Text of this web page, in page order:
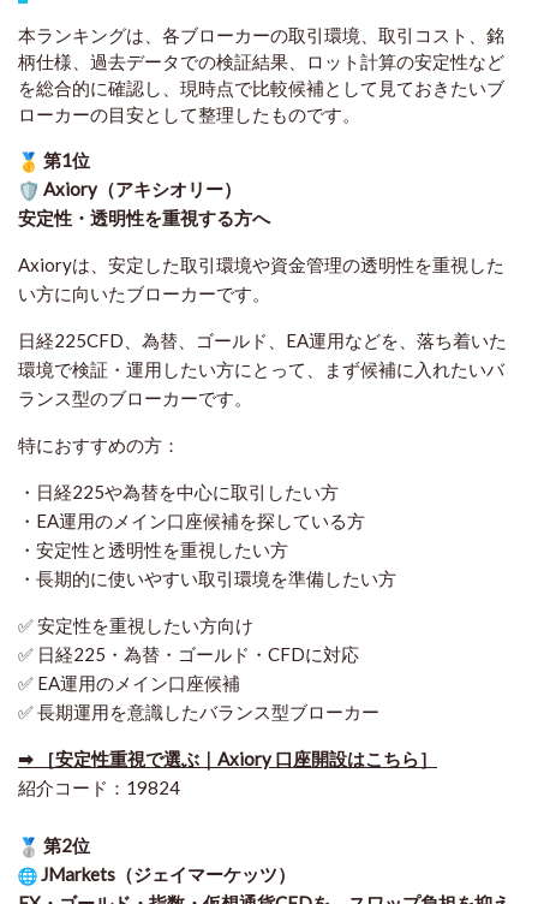
本ランキングは、各ブローカーの取引環境、取引コスト、銘
柄仕様、過去データでの検証結果、ロット計算の安定性など
を総合的に確認し、現時点で比較候補として見ておきたいブ
ローカーの目安として整理したものです。
第1位
Axiory（アキシオリー）
安定性・透明性を重視する方へ
Axioryは、安定した取引環境や資金管理の透明性を重視した
い方に向いたブローカーです。
日経225CFD、為替、ゴールド、EA運用などを、落ち着いた
環境で検証・運用したい方にとって、まず候補に入れたいバ
ランス型のブローカーです。
特におすすめの方：
・日経225や為替を中心に取引したい方
・EA運用のメイン口座候補を探している方
・安定性と透明性を重視したい方
・長期的に使いやすい取引環境を準備したい方
✅ 安定性を重視したい方向け
✅ 日経225・為替・ゴールド・CFDに対応
✅ EA運用のメイン口座候補
✅ 長期運用を意識したバランス型ブローカー
➡ ［安定性重視で選ぶ｜Axiory 口座開設はこちら］
紹介コード：19824
第2位
JMarkets（ジェイマーケッツ）